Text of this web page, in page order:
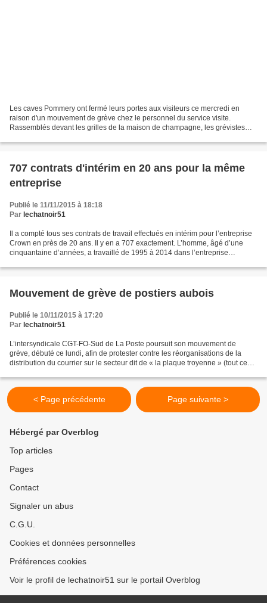
Les caves Pommery ont fermé leurs portes aux visiteurs ce mercredi en
raison d'un mouvement de grève chez le personnel du service visite.
Rassemblés devant les grilles de la maison de champagne, les grévistes
707 contrats d'intérim en 20 ans pour la même
entreprise
Publié le 11/11/2015 à 18:18
Par lechatnoir51
Il a compté tous ses contrats de travail effectués en intérim pour l’entreprise
Crown en près de 20 ans. Il y en a 707 exactement. L’homme, âgé d’une
cinquantaine d’années, a travaillé de 1995 à 2014 dans l’entreprise
Mouvement de grève de postiers aubois
Publié le 10/11/2015 à 17:20
Par lechatnoir51
L’intersyndicale CGT-FO-Sud de La Poste poursuit son mouvement de
grève, débuté ce lundi, afin de protester contre les réorganisations de la
distribution du courrier sur le secteur dit de « la plaque troyenne » (tout ce
< Page précédente Page suivante >
Hébergé par Overblog
Top articles
Pages
Contact
Signaler un abus
C.G.U.
Cookies et données personnelles
Préférences cookies
Voir le profil de lechatnoir51 sur le portail Overblog